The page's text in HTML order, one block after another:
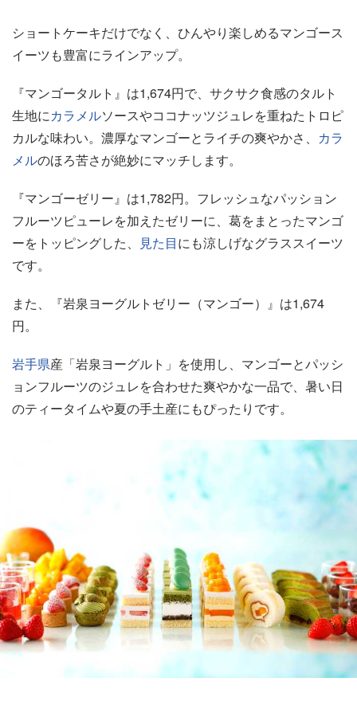
ショートケーキだけでなく、ひんやり楽しめるマンゴース
イーツも豊富にラインアップ。
『マンゴータルト』は1,674円で、サクサク食感のタルト
生地にカラメルソースやココナッツジュレを重ねたトロピ
カルな味わい。濃厚なマンゴーとライチの爽やかさ、 カラ
メルのほろ苦さが絶妙にマッチします。
『マンゴーゼリー』は1,782円。フレッシュなパッション
フルーツピューレを加えたゼリーに、葛をまとったマンゴ
ーをトッピングした、
見た目にも涼しげなグラススイーツ
です。
また、『岩泉ヨーグルトゼリー（マンゴー）』は1,674
円。
岩手県産「岩泉ヨーグルト」を使用し、マンゴーとパッシ
ョンフルーツのジュレを合わせた爽やかな一品で、暑い日
のティータイムや夏の手土産にもぴったりです。